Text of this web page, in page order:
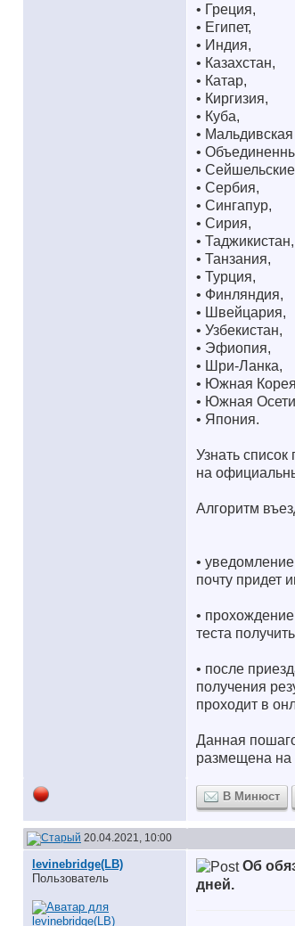
• Греция,
• Египет,
• Индия,
• Казахстан,
• Катар,
• Киргизия,
• Куба,
•
•
•
• Сербия,
• Сингапур,
• Сирия,
• Таджикистан,
• Танзания,
• Турция,
• Финляндия,
• Швейцария,
• Узбекистан,
• Эфиопия,
• Шри-Ланка,
• Южная
• Южная
• Япония.
Узнать
на
Алгоритм
•
почту придет
•
теста
• после
получения
проходит в
Данная
размещена на
В Минюст
20.04.2021, 10:00
levinebridge(LB)
Пользователь
Об
дней.